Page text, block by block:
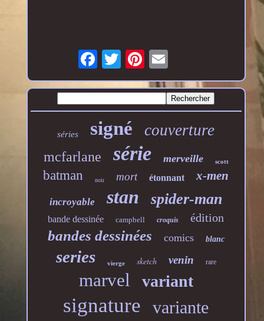
séries signé couverture
mcfarlane série merveille scott
batman noir mort étonnant x-men
incroyable stan spider-man
bande dessinée campbell croquis édition
bandes dessinées comics blanc
series vierge sketch venin rare
marvel variant
signature variante